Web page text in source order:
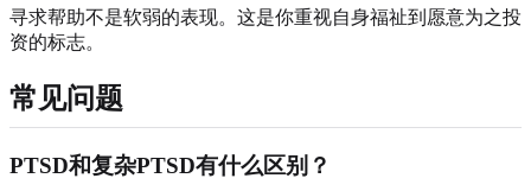
寻求帮助不是软弱的表现。这是你重视自身福祉到愿意为之投
资的标志。
常见问题
PTSD和复杂PTSD有什么区别？